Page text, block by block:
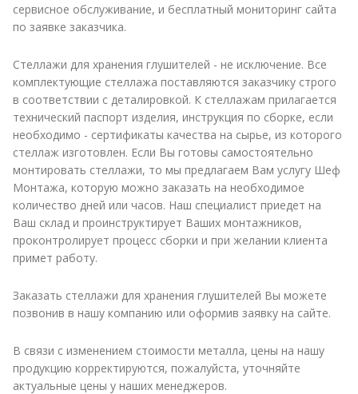
сервисное обслуживание, и бесплатный мониторинг сайта
по заявке заказчика.
Стеллажи для хранения глушителей - не исключение. Все
комплектующие стеллажа поставляются заказчику строго
в соответствии с деталировкой. К стеллажам прилагается
технический паспорт изделия, инструкция по сборке, если
необходимо - сертификаты качества на сырье, из которого
стеллаж изготовлен. Если Вы готовы самостоятельно
монтировать стеллажи, то мы предлагаем Вам услугу Шеф
Монтажа, которую можно заказать на необходимое
количество дней или часов. Наш специалист приедет на
Ваш склад и проинструктирует Ваших монтажников,
проконтролирует процесс сборки и при желании клиента
примет работу.
Заказать стеллажи для хранения глушителей Вы можете
позвонив в нашу компанию или оформив заявку на сайте.
В связи с изменением стоимости металла, цены на нашу
продукцию корректируются, пожалуйста, уточняйте
актуальные цены у наших менеджеров.